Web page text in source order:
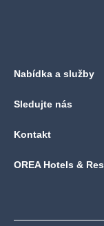
Nabídka a služby
Sledujte nás
Kontakt
OREA Hotels &